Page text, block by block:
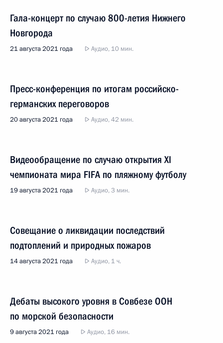
Гала-концерт по случаю 800-летия Нижнего
Новгорода
21 августа 2021 года Аудио, 10 мин.
Пресс-конференция по итогам российско-
германских переговоров
20 августа 2021 года Аудио, 42 мин.
Видеообращение по случаю открытия XI
чемпионата мира FIFA по пляжному футболу
19 августа 2021 года Аудио, 3 мин.
Совещание о ликвидации последствий
подтоплений и природных пожаров
14 августа 2021 года Аудио, 1 ч.
Дебаты высокого уровня в Совбезе ООН
по морской безопасности
9 августа 2021 года Аудио, 16 мин.